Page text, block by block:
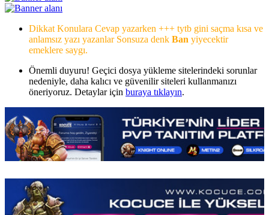
Dikkat Konulara Cevap yazarken +++ tytb gini saçma kısa ve
anlamsız yazı yazanlar Sonsuza denk Ban yiyecektir
emeklere saygı.
Önemli duyuru! Geçici dosya yükleme sitelerindeki sorunlar
nedeniyle, daha kalıcı ve güvenilir siteleri kullanmanızı
öneriyoruz. Detaylar için buraya tıklayın.